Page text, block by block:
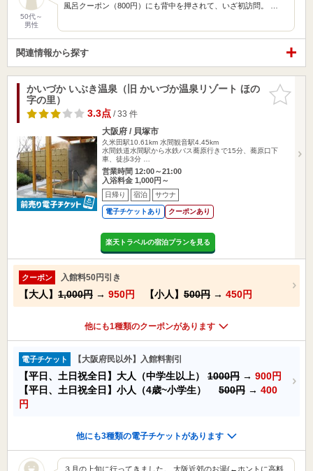
50代～
男性
風呂クーポン（800円）にも背中を押されて、いざ初訪問。 …
関連情報から探す
お気に入
りに追加
かいづか いぶき温泉（旧 かいづか温泉リゾート ほの
字の里）
3.3点/ 33 件
大阪府 / 貝塚市
久米田駅10.61km 水間観音駅4.45km
水間鉄道水間駅から水鉄バス蕎原行きで15分、蕎原口下
車、徒歩3分 …
営業時間 12:00～21:00
入浴料金 1,000円～
日帰り 宿泊 サウナ
電子チケットあり クーポンあり
楽天トラベルの宿泊プランを見る
クーポン 入館料50円引き
【大人】 1,000円 → 950円 【小人】 500円 → 450円
他にも1種類のクーポンがあります
電子チケット 【大阪府民以外】入館料割引
【平日、土日祝全日】大人（中学生以上） 1000円 → 900円
【平日、土日祝全日】小人（4歳~小学生） 500円 → 400
円
他にも3種類の電子チケットがあります
３月の上旬に行ってきました。 大阪近郊のお湯(←ホントに高料